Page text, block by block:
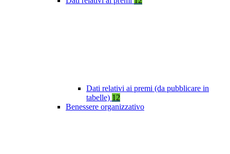
Dati relativi ai premi (da pubblicare in
tabelle) 12
Benessere organizzativo